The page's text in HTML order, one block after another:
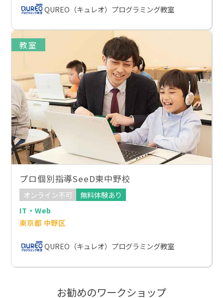
QUREO（キュレオ）プログラミング教室
教室
プロ個別指導SeeD東中野校
オンライン不可
無料体験あり
IT・Web
東京都 中野区
QUREO（キュレオ）プログラミング教室
お勧めのワークショップ